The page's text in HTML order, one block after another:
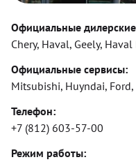
Официальные
Chery, Haval, Geely,
Официальные сервисы:
Mitsubishi, Huyndai, Ford,
Телефон:
+7 (812) 603-57-00
Режим работы: